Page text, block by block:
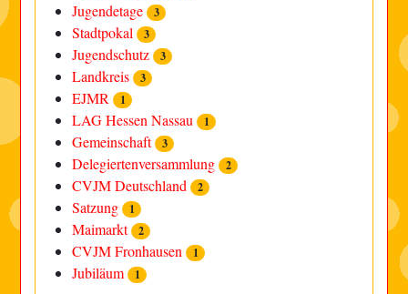
Jugendetage 3
Stadtpokal 3
Jugendschutz 3
Landkreis 3
EJMR 1
LAG Hessen Nassau 1
Gemeinschaft 3
Delegiertenversammlung 2
CVJM Deutschland 2
Satzung 1
Maimarkt 2
CVJM Fronhausen 1
Jubiläum 1